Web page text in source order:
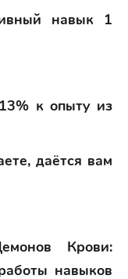
навык 1
к опыту из
даётся вам
Крови:
навыков